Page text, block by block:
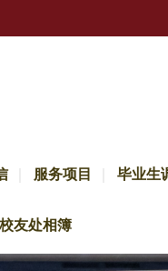
服务项目 毕业生
校友处相簿